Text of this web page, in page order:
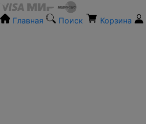
Главная Поиск Корзина